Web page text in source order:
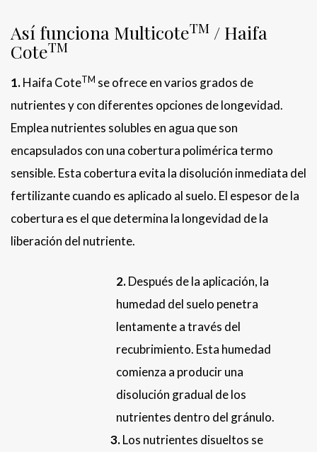
Así funciona MulticoteTM / Haifa
CoteTM
1.Haifa CoteTM se ofrece en varios grados de
nutrientes y con diferentes opciones de longevidad.
Emplea nutrientes solubles en agua que son
encapsulados con una cobertura polimérica termo
sensible. Esta cobertura evita la disolución inmediata del
fertilizante cuando es aplicado al suelo. El espesor de la
cobertura es el que determina la longevidad de la
liberación del nutriente.
2.Después de la aplicación, la
humedad del suelo penetra
lentamente a través del
recubrimiento. Esta humedad
comienza a producir una
disolución gradual de los
nutrientes dentro del gránulo.
3.Los nutrientes disueltos se